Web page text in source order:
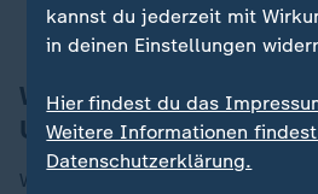
Anna-Sophie Heinze,
Wie hält es die AfD mit
Unvereinbarkeitsliste?
Was für alte JA-Mitglieder
kannst du jederzeit mit
in deinen Einstellungen
Hier findest du das
Weitere Informationen
Datenschutzerklärung.